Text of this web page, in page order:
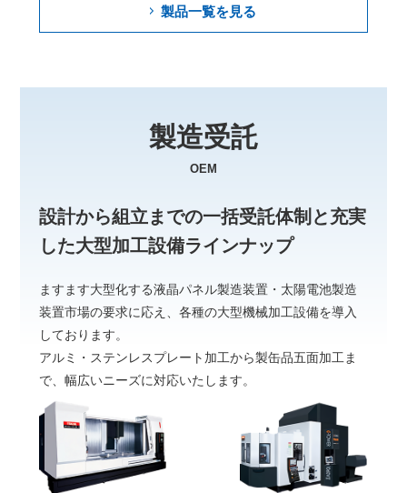
製品一覧を見る
製造受託
OEM
設計から組立までの一括受託体制と充実
した大型加工設備ラインナップ
ますます大型化する液晶パネル製造装置・太陽電池製造
装置市場の要求に応え、 各種の大型機械加工設備を導入
しております。
アルミ・ステンレスプレート加工から製缶品五面加工ま
で、 幅広いニーズに対応いたします。